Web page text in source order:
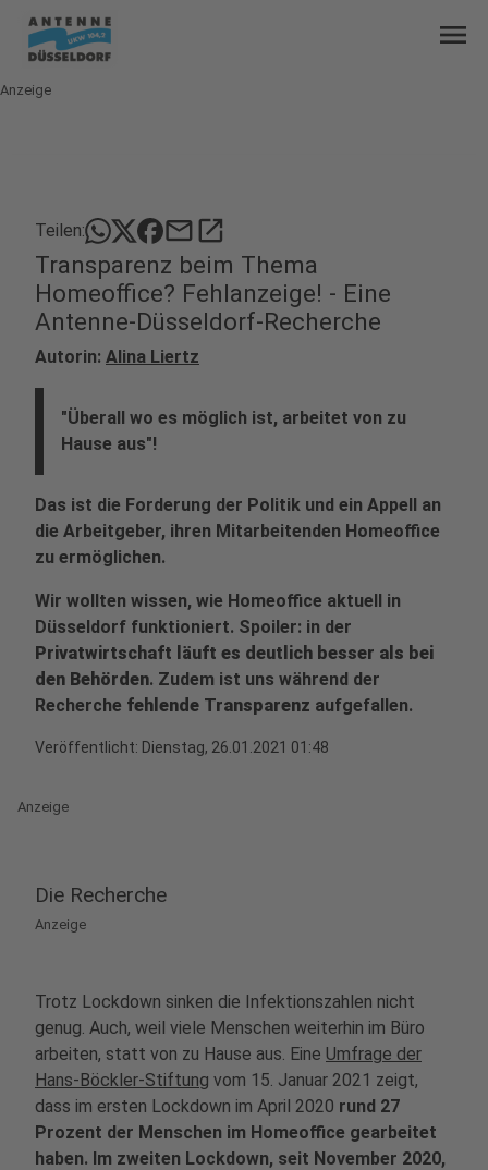
menu
Anzeige
Teilen: mailopen_in_new
Transparenz beim Thema
Homeoffice? Fehlanzeige! - Eine
Antenne-Düsseldorf-Recherche
Autorin: Alina Liertz
"Überall wo es möglich ist, arbeitet von zu
Hause aus"!
Das ist die Forderung der Politik und ein Appell an
die Arbeitgeber, ihren Mitarbeitenden Homeoffice
zu ermöglichen.
Wir wollten wissen, wie Homeoffice aktuell in
Düsseldorf funktioniert. Spoiler: in der
Privatwirtschaft läuft es deutlich besser als bei
den Behörden. Zudem ist uns während der
Recherche fehlende Transparenz aufgefallen.
Veröffentlicht: Dienstag, 26.01.2021 01:48
Anzeige
Die Recherche
Anzeige
Trotz Lockdown sinken die Infektionszahlen nicht
genug. Auch, weil viele Menschen weiterhin im Büro
arbeiten, statt von zu Hause aus. Eine Umfrage der
Hans-Böckler-Stiftung vom 15. Januar 2021 zeigt,
dass im ersten Lockdown im April 2020 rund 27
Prozent der Menschen im Homeoffice gearbeitet
haben. Im zweiten Lockdown, seit November 2020,